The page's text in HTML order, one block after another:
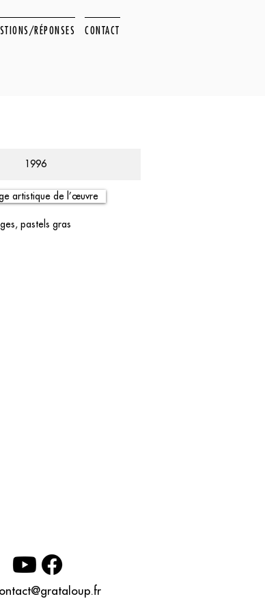
RÉPONSES CONTACT
1996
artistique de l’œuvre
pastels gras